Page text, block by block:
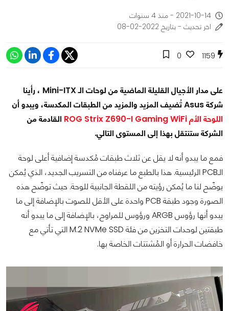
2021-10-14 - منذ 4 سنوات
اخر تحديث - بتاريخ 2022-02-08
1159
0
على مدار الأجيال القليلة الماضية من لوحات الـ Mini-ITX ، رأينا
شركة Asus تُضيف المزيد والمزيد من الطبقات المكدسة، ويبدو أن
اللوحة الأم ROG Strix Z690-I Gaming WiFi
القادمة من
الشركة ستنتقل بهذا إلى المستوى التالي.
فمع ما يبدو أنه لا يقل عن ثلاث طبقات مُكدسةإضافيةأعلى لوحة
الـPCB الرئيسية.
هذا بالطبع ما عرفناه من التسريب الجديد، الذييُمكن
يوضّح لنا ما يُمكن رؤيته من اللقطة الجانبية للوحة. حيث توضّح هذه
الصورة وجود طبقة PCB واحدة على الأقل للصوت بالإضافة إلى ما
يبدو أنها رؤوس ARGB ورؤوس للمراوح، بالإضافة إلى ما يبدو أنه
طبقتين لوحدات التخزين من فئة M.2 NVMe SSD التي تأتي مع
خافضات الحرارة أو المُشتتات الخاصة بها.